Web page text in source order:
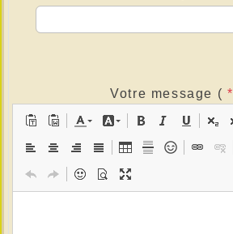
Votre message ( *